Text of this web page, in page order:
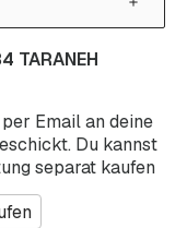
Email an deine
Du kannst
separat kaufen
TARANEH